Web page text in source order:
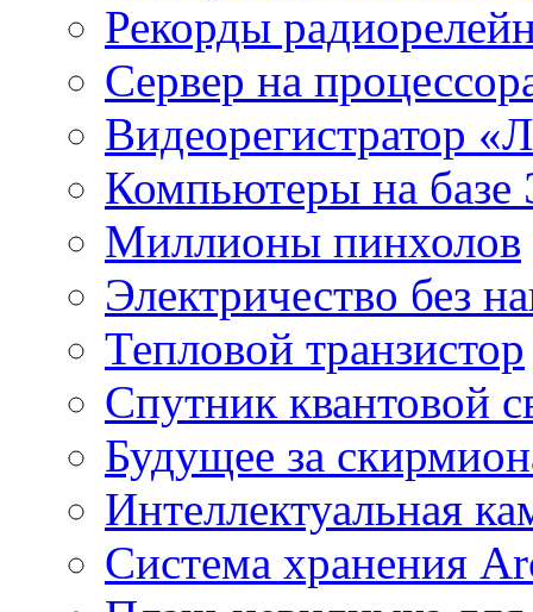
Рекорды
Сервер на
Видеорегистратор
Компьютеры на базе
Миллионы пинхолов
Электричество без
Тепловой транзистор
Спутник квантовой
Будущее за
Интеллектуальная
Система хранения